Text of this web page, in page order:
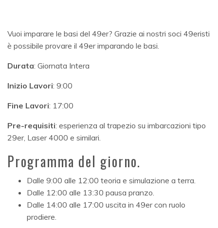
Vuoi imparare le basi del 49er? Grazie ai nostri soci 49eristi
è possibile provare il 49er imparando le basi.
Durata: Giornata Intera
Inizio Lavori: 9:00
Fine Lavori: 17:00
Pre-requisiti: esperienza al trapezio su imbarcazioni tipo
29er, Laser 4000 e similari.
Programma del giorno.
Dalle 9:00 alle 12:00 teoria e simulazione a terra.
Dalle 12:00 alle 13:30 pausa pranzo.
Dalle 14:00 alle 17:00 uscita in 49er con ruolo
prodiere.